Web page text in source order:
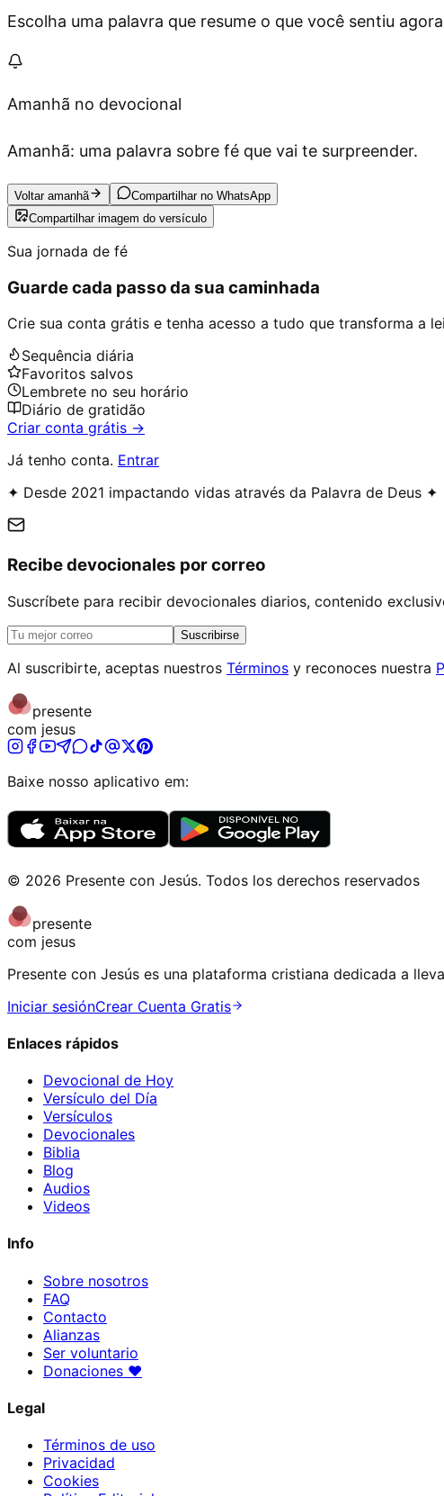
Escolha uma palavra que resume o que você sentiu
Amanhã no devocional
Amanhã: uma palavra sobre fé que vai te surpreender.
Voltar amanhã
Compartilhar no WhatsApp
Compartilhar imagem do versículo
Sua jornada de fé
Guarde cada passo da sua caminhada
Crie sua conta grátis e tenha acesso a tudo que transforma a
Sequência diária
Favoritos salvos
Lembrete no seu horário
Diário de gratidão
Criar conta grátis →
Já tenho conta. Entrar
✦ Desde 2021 impactando vidas através da Palavra de Deus ✦
Recibe devocionales por correo
Suscríbete para recibir devocionales diarios, contenido
Suscribirse
Al suscribirte, aceptas nuestros Términos y reconoces nuestra
presente
com jesus
Baixe nosso aplicativo em:
© 2026 Presente con Jesús. Todos los derechos reservados
presente
com jesus
Presente con Jesús es una plataforma cristiana dedicada a
Iniciar sesiónCrear Cuenta Gratis
Enlaces rápidos
Devocional de Hoy
Versículo del Día
Versículos
Devocionales
Biblia
Blog
Audios
Videos
Info
Sobre nosotros
FAQ
Contacto
Alianzas
Ser voluntario
Donaciones ♥
Legal
Términos de uso
Privacidad
Cookies